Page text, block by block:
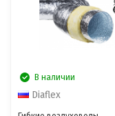
В наличии
Diaflex